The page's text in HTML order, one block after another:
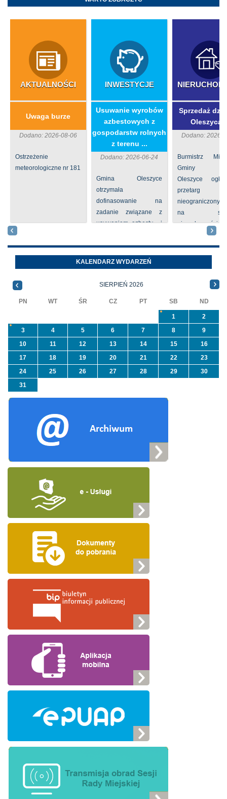
AKTUALNOŚCI
Uwaga burze
Dodano: 2026-08-06
Ostrzeżenie
meteorologiczne nr 181
INWESTYCJE
​Usuwanie wyrobów
azbestowych z
gospodarstw rolnych
z terenu ...
Dodano: 2026-06-24
Gmina Oleszyce
otrzymała
dofinasowanie na
zadanie związane z
usuwaniem azbestu i
azbest w ramach
programu
priorytetowego
NFOŚiGW pn.
Sprzedaż
Dodano: 2026-
Burmistrz
Gminy
Oleszyce
przetarg
nieograniczony
na
nieruchomości nr
Oleszycach
Orzeszkowej.
informacji ...
KALENDARZ WYDARZEŃ
SIERPIEŃ 2026
PN WT ŚR CZ PT SB ND
1
2
3
4 5 6 7 8
9
10
11 12 13 14 15
16
17
18 19 20 21 22
23
24
25 26 27 28 29
30
31